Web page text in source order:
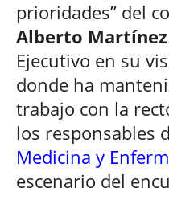
prioridades” del
Alberto Martínez
Ejecutivo en su
donde ha
trabajo con la
los responsables
Medicina y
escenario del